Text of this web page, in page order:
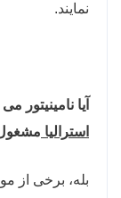
نمایند.
آیا نامینیتور
استرالیا مشغول
بله، برخی از